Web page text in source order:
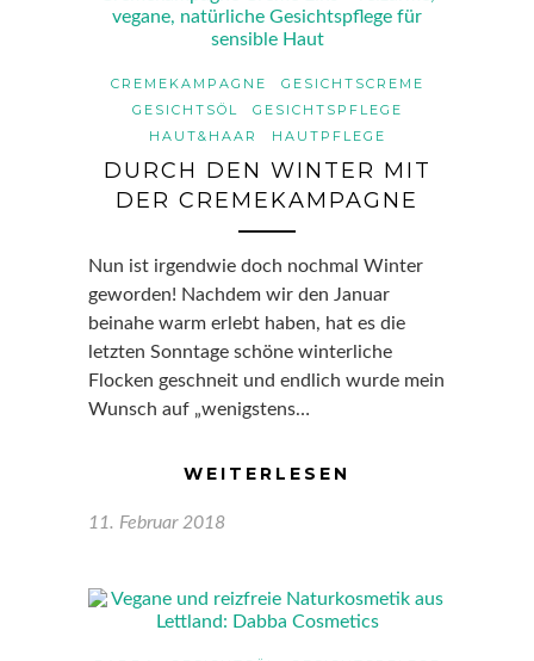
CREMEKAMPAGNE
GESICHTSCREME
GESICHTSÖL
GESICHTSPFLEGE
HAUT&HAAR
HAUTPFLEGE
DURCH DEN WINTER MIT
DER CREMEKAMPAGNE
Nun ist irgendwie doch nochmal Winter
geworden! Nachdem wir den Januar
beinahe warm erlebt haben, hat es die
letzten Sonntage schöne winterliche
Flocken geschneit und endlich wurde mein
Wunsch auf „wenigstens…
WEITERLESEN
11. Februar 2018